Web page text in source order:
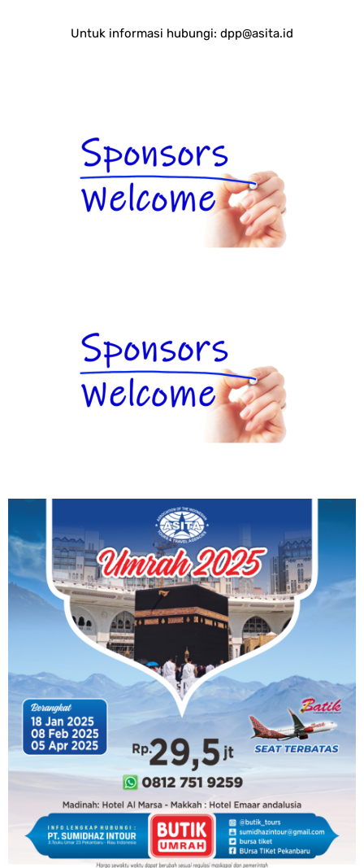
Untuk informasi hubungi: dpp@asita.id